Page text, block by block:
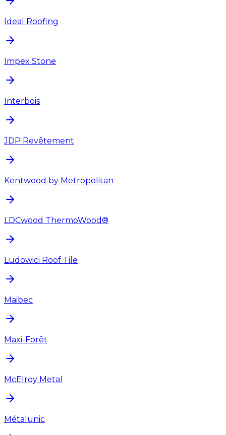
Ideal Roofing
Impex Stone
Interbois
JDP Revêtement
Kentwood by Metropolitan
LDCwood ThermoWood®
Ludowici Roof Tile
Maibec
Maxi-Forêt
McElroy Metal
Métalunic